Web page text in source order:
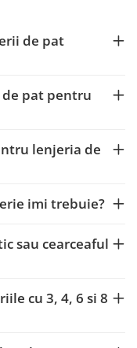
de pat
de pat pentru
lenjeria de
imi trebuie?
sau cearceaful
cu 3, 4, 6 si 8